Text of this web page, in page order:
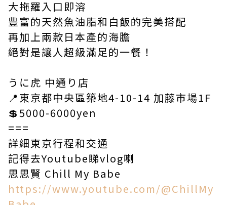
大拖羅入口即溶
豐富的天然魚油脂和白飯的完美搭配
再加上兩款日本產的海膽
絕對是讓人超級滿足的一餐！
うに虎 中通り店
📍東京都中央區築地4-10-14 加藤市場1F
💲5000-6000yen
===
詳細東京行程和交通
記得去Youtube睇vlog喇
思思賢 Chill My Babe
https://www.youtube.com/@ChillMy